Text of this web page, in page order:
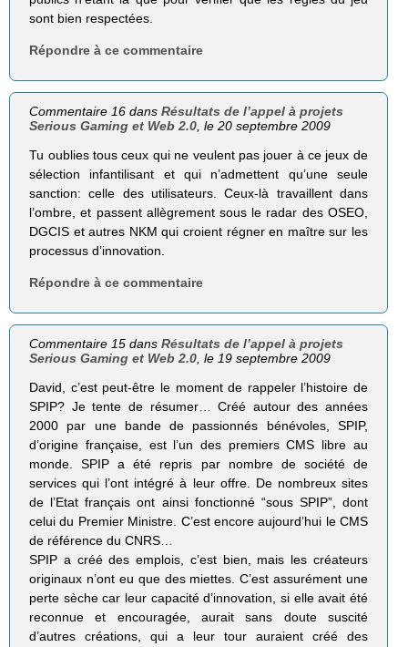
sont bien respectées.
Répondre à ce commentaire
Commentaire 16 dansRésultats de l’appel à projets
Serious Gaming et Web 2.0 , le 20 septembre 2009
Tu oublies tous ceux qui ne veulent pas jouer à ce jeux de
sélection infantilisant et qui n’admettent qu’une seule
sanction: celle des utilisateurs. Ceux-là travaillent dans
l’ombre, et passent allègrement sous le radar des OSEO,
DGCIS et autres NKM qui croient régner en maître sur les
processus d’innovation.
Répondre à ce commentaire
Commentaire 15 dansRésultats de l’appel à projets
Serious Gaming et Web 2.0 , le 19 septembre 2009
David, c’est peut-être le moment de rappeler l’histoire de
SPIP? Je tente de résumer… Créé autour des années
2000 par une bande de passionnés bénévoles, SPIP,
d’origine française, est l’un des premiers CMS libre au
monde. SPIP a été repris par nombre de société de
services qui l’ont intégré à leur offre. De nombreux sites
de l’Etat français ont ainsi fonctionné “sous SPIP”, dont
celui du Premier Ministre. C’est encore aujourd’hui le CMS
de référence du CNRS…
SPIP a créé des emplois, c’est bien, mais les créateurs
originaux n’ont eu que des miettes. C’est assurément une
perte sèche car leur capacité d’innovation, si elle avait été
reconnue et encouragée, aurait sans doute suscité
d’autres créations, qui a leur tour auraient créé des